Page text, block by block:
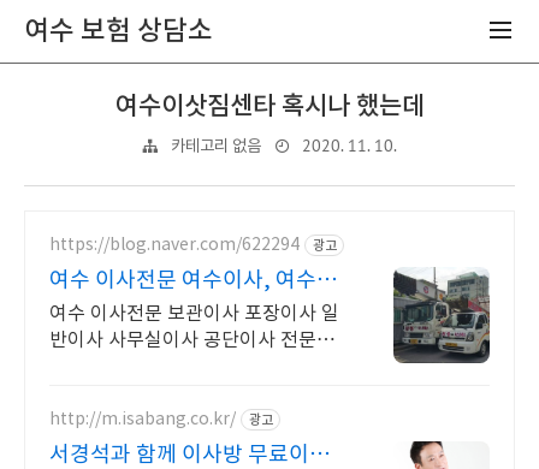
여수 보험 상담소
여수이삿짐센타 혹시나 했는데
카테고리 없음 2020. 11. 10.
https://blog.naver.com/622294 광고
여수 이사전문 여수이사, 여수포
장이사
여수 이사전문 보관이사 포장이사 일
반이사 사무실이사 공단이사 전문업
고, 보관이사 전문
http://m.isabang.co.kr/ 광고
서경석과 함께 이사방 무료이사